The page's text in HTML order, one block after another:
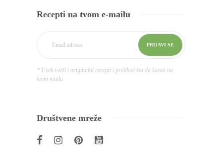
Recepti na tvom e-mailu
* Uvek sveži i originalni recepti i predlozi šta da kuvaš na
tvom mailu
Društvene mreže